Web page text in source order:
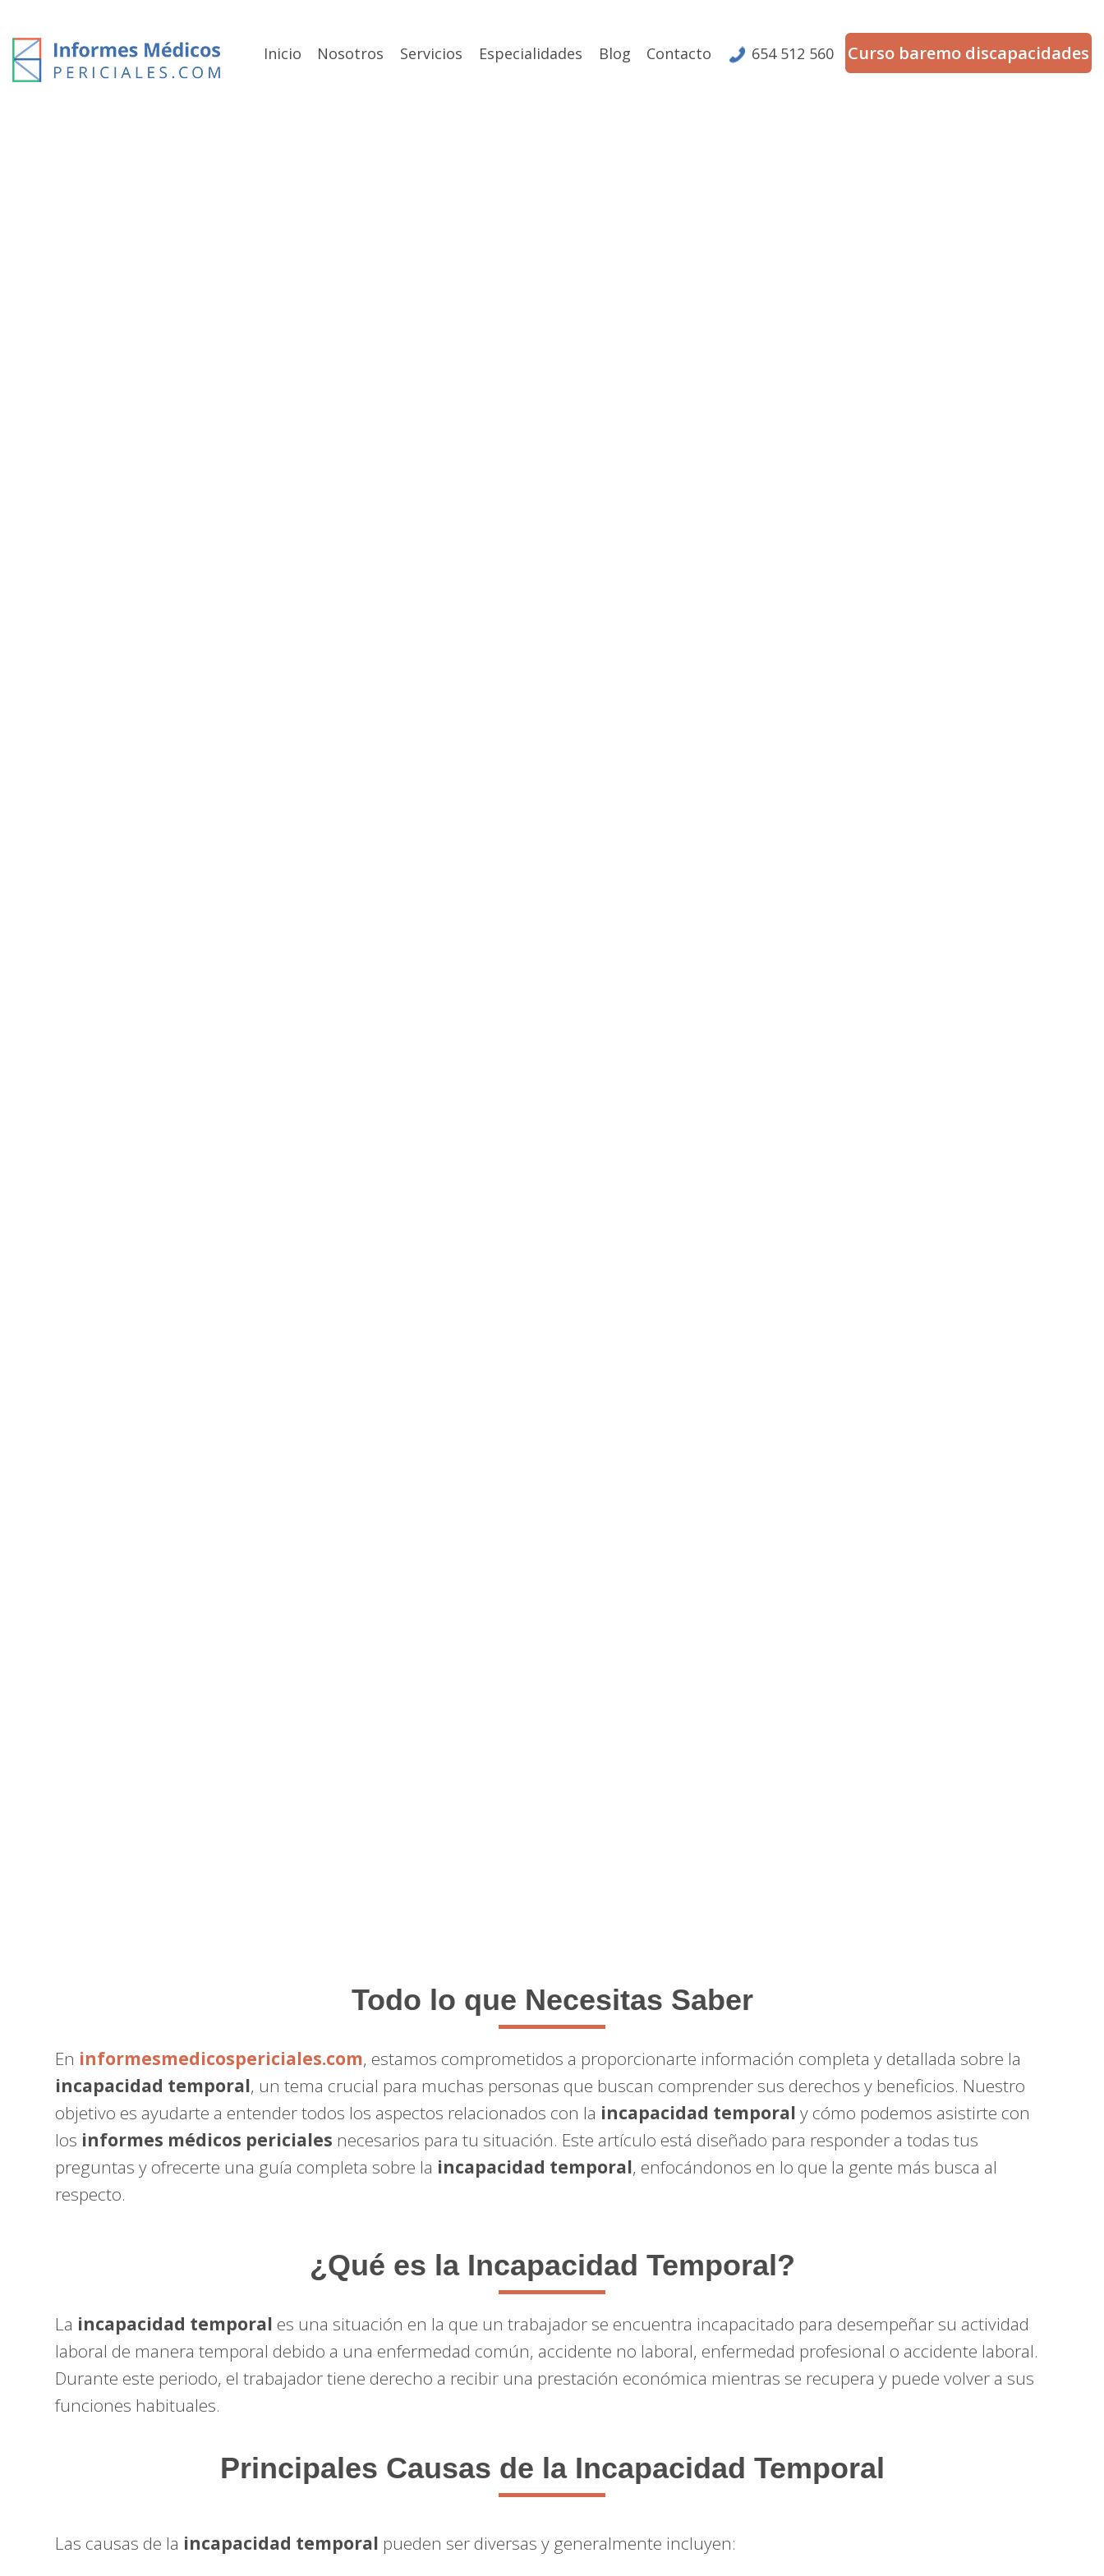
content
Inicio Nosotros Servicios Especialidades Blog Contacto 654 512 560 Curso baremo discapacidades
Todo lo que Necesitas Saber
En informesmedicospericiales.com, estamos comprometidos a proporcionarte información completa y detallada sobre la
incapacidad temporal, un tema crucial para muchas personas que buscan comprender sus derechos y beneficios. Nuestro
objetivo es ayudarte a entender todos los aspectos relacionados con la incapacidad temporal y cómo podemos asistirte con
los informes médicos periciales necesarios para tu situación. Este artículo está diseñado para responder a todas tus
preguntas y ofrecerte una guía completa sobre la incapacidad temporal, enfocándonos en lo que la gente más busca al
respecto.
¿Qué es la Incapacidad Temporal?
La incapacidad temporal es una situación en la que un trabajador se encuentra incapacitado para desempeñar su actividad
laboral de manera temporal debido a una enfermedad común, accidente no laboral, enfermedad profesional o accidente laboral.
Durante este periodo, el trabajador tiene derecho a recibir una prestación económica mientras se recupera y puede volver a sus
funciones habituales.
Principales Causas de la Incapacidad Temporal
Las causas de la incapacidad temporal pueden ser diversas y generalmente incluyen: